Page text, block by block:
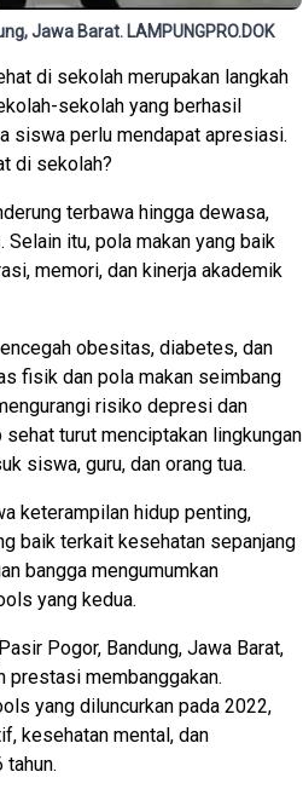
Jawa Barat. LAMPUNGPRO.DOK
di sekolah merupakan langkah
sekolah yang berhasil
siswa perlu mendapat apresiasi.
di sekolah?
terbawa hingga dewasa,
itu, pola makan yang baik
memori, dan kinerja akademik
obesitas, diabetes, dan
fisik dan pola makan seimbang
risiko depresi dan
turut menciptakan lingkungan
siswa, guru, dan orang tua.
keterampilan hidup penting,
baik terkait kesehatan sepanjang
bangga mengumumkan
yang kedua.
Pogor, Bandung, Jawa Barat,
prestasi membanggakan.
yang diluncurkan pada 2022,
kesehatan mental, dan